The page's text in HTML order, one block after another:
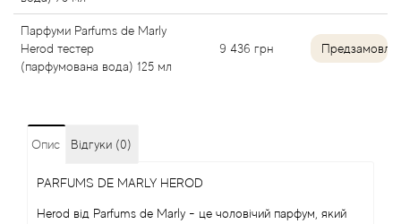
Парфуми Parfums de Marly
Herod тестер
(парфумована вода) 125 мл
9 436 грн
Опис Відгуки (0)
PARFUMS DE MARLY HEROD
Herod від Parfums de Marly - це чоловічий парфум, який
Anna Sui
Annayake
Anne Fontaine
Antonia's Flowers